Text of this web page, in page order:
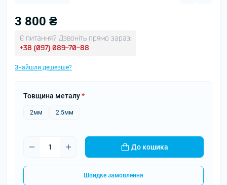
3 800 ₴
Є питання? Дзвоніть прямо зараз:
+38 (097) 089-70-88
Знайшли дешевше?
Товщина металу*
2мм 2.5мм
До кошика
Швидке замовлення